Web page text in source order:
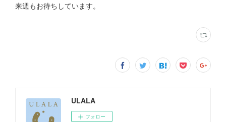
来週もお待ちしています。
ULALA
フォロー